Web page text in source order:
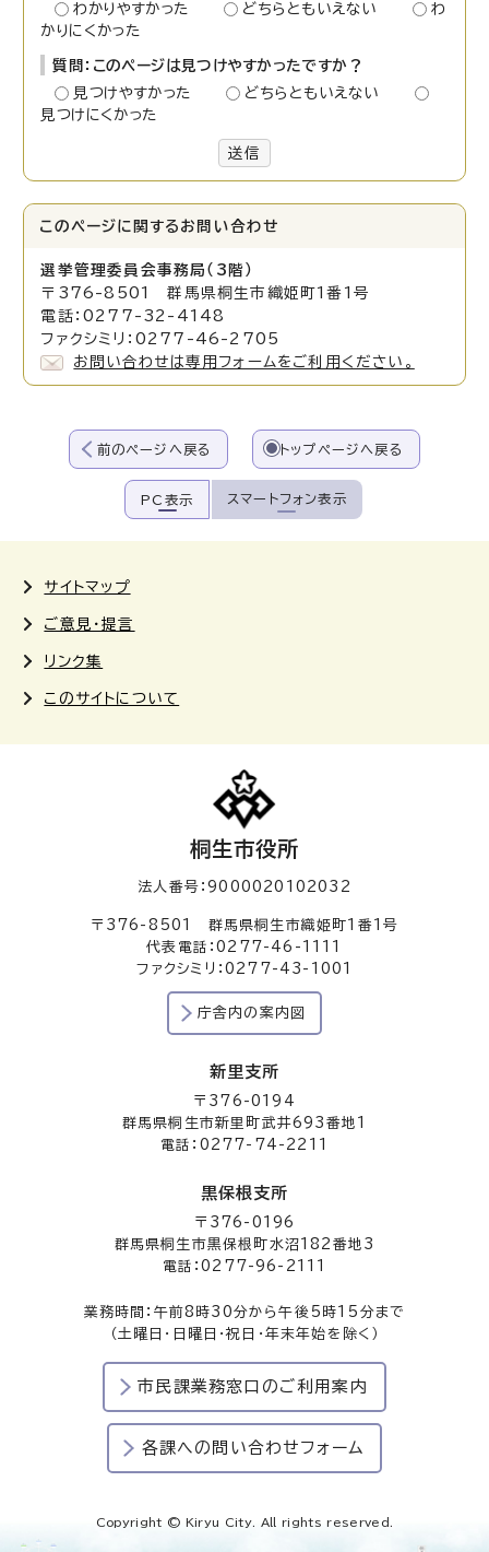
わかりやすかった
どちらともいえない
わ
かりにくかった
質問：このページは見つけやすかったですか？
見つけやすかった
どちらともいえない
見つけにくかった
送信
このページに関する お問い合わせ
選挙管理委員会事務局（3階）
〒376-8501 群馬県桐生市織姫町1番1号
電話：0277-32-4148
ファクシミリ：0277-46-2705
お問い合わせは専用フォームをご利用ください。
前のページへ戻る トップページへ戻る
PC表示 スマートフォン表示
サイトマップ
ご意見・提言
リンク集
このサイトについて
桐生市役所
法人番号：9000020102032
〒376-8501 群馬県桐生市織姫町1番1号
代表電話：0277-46-1111
ファクシミリ：0277-43-1001
庁舎内の案内図
新里支所
〒376-0194
群馬県桐生市新里町武井693番地1
電話：0277-74-2211
黒保根支所
〒376-0196
群馬県桐生市黒保根町水沼182番地3
電話：0277-96-2111
業務時間：午前8時30分から午後5時15分まで
（土曜日・日曜日・祝日・年末年始を除く）
市民課業務窓口のご利用案内
各課への問い合わせフォーム
Copyright © Kiryu City. All rights reserved.